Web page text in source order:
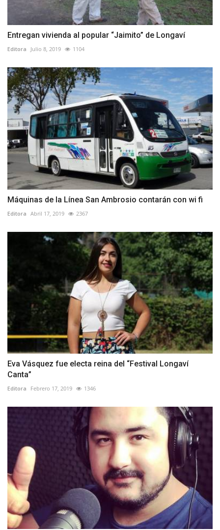
Entregan vivienda al popular “Jaimito” de Longaví
Editora Julio 8, 2019 1104
Máquinas de la Línea San Ambrosio contarán con wi fi
Editora Abril 17, 2019 2367
Eva Vásquez fue electa reina del “Festival Longaví
Canta”
Editora Febrero 17, 2019 1346